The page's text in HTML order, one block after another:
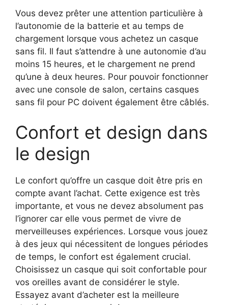
Vous devez prêter une attention particulière à
l’autonomie de la batterie et au temps de
chargement lorsque vous achetez un casque
sans fil. Il faut s’attendre à une autonomie d’au
moins 15 heures, et le chargement ne prend
qu’une à deux heures. Pour pouvoir fonctionner
avec une console de salon, certains casques
sans fil pour PC doivent également être câblés.
Confort et design dans
le design
Le confort qu’offre un casque doit être pris en
compte avant l’achat. Cette exigence est très
importante, et vous ne devez absolument pas
l’ignorer car elle vous permet de vivre de
merveilleuses expériences. Lorsque vous jouez
à des jeux qui nécessitent de longues périodes
de temps, le confort est également crucial.
Choisissez un casque qui soit confortable pour
vos oreilles avant de considérer le style.
Essayez avant d’acheter est la meilleure